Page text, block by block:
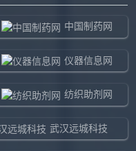
中国制药网
仪器信息网
纺织助剂网
武汉远城科技